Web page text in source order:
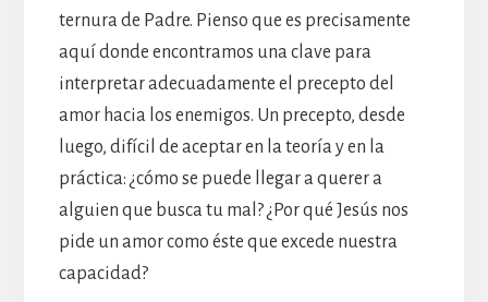
ternura de Padre. Pienso que es precisamente
aquí donde encontramos una clave para
interpretar adecuadamente el precepto del
amor hacia los enemigos. Un precepto, desde
luego, difícil de aceptar en la teoría y en la
práctica: ¿cómo se puede llegar a querer a
alguien que busca tu mal? ¿Por qué Jesús nos
pide un amor como éste que excede nuestra
capacidad?